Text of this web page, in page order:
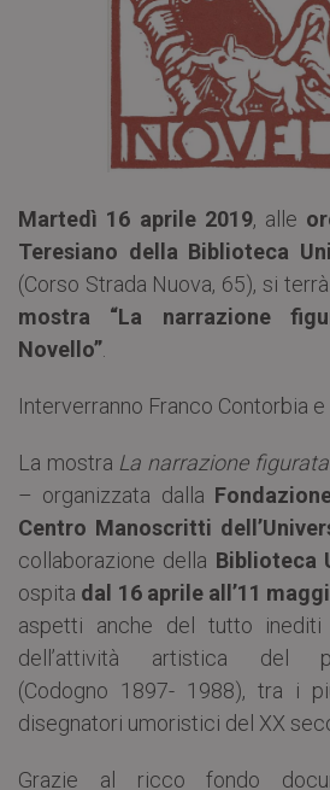
Martedì 16 aprile 2019, alle
Teresiano della Biblioteca
(Corso Strada Nuova, 65), si
mostra “La narrazione
Novello”.
Interverranno Franco Contorbia e
La mostra La narrazione
– organizzata dalla
Centro Manoscritti
collaborazione della Biblioteca
ospita dal 16 aprile all’11
aspetti anche del tutto inediti
dell’attività artistica del
(Codogno 1897- 1988), tra i
disegnatori umoristici del XX
Grazie al ricco fondo